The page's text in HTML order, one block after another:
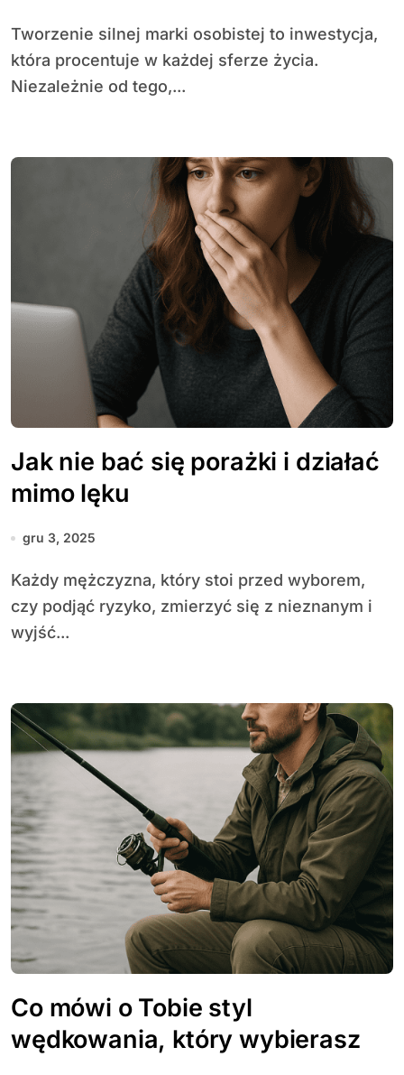
Tworzenie silnej marki osobistej to inwestycja,
która procentuje w każdej sferze życia.
Niezależnie od tego,...
Jak nie bać się porażki i działać
mimo lęku
gru 3, 2025
Każdy mężczyzna, który stoi przed wyborem,
czy podjąć ryzyko, zmierzyć się z nieznanym i
wyjść...
Co mówi o Tobie styl
wędkowania, który wybierasz